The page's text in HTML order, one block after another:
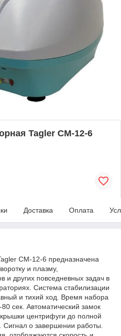
Tagler СМ-12-6
Доставка Оплата
СМ-12-6 предназначена
и плазму,
и других повседневных задач в
Система стабилизации
и тихий ход. Время набора
сек. Автоматический замок
центрифуги до полной
о завершении работы.